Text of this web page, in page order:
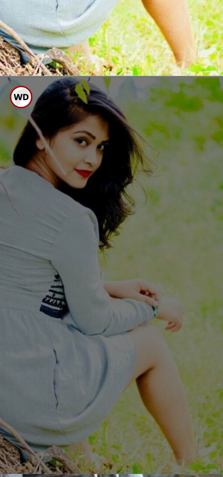
ಬಾಯ್ ಫ್ರೆಂಡ್ ಬಗ್ಗೆ ಬಾಯ್ಬಿಟ್ಟ
‘ಕಮಲಿ’ ಅಮೂಲ್ಯ ಗೌಡ
ಕಮಲಿ ಧಾರವಾಹಿ ಮೂಲಕ ಖ್ಯಾತಿ ಪಡೆದು ಈಗ
ಬಿಗ್ ಬಾಸ್ ಮನೆ ಪ್ರವೇಶಿಸಿರುವ ನಟಿ ಅಮೂಲ್ಯ
ತನಗೆ ಕಾಲೇಜು ದಿನಗಳಲ್ಲಿ ಒಬ್ಬ ಬಾಯ್ ಫ್ರೆಂಡ್
ಇದ್ದ. ಈಗ ತಾನು ಸಿಂಗಲ್ ಎಂದು
ಹೇಳಿಕೊಂಡಿದ್ದಾರೆ.
ಅಮೂಲ್ಯ ಗೌಡ